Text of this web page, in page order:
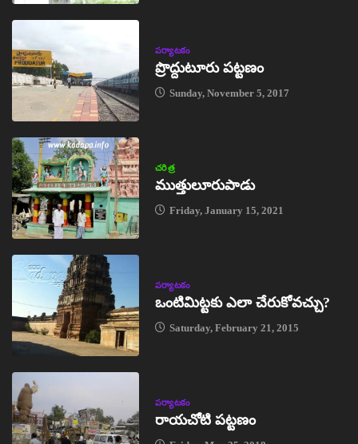
పర్యాటకం
ప్రొద్దుటూరు పట్టణం
Sunday, November 5, 2017
చరిత్ర
ముత్తులూరుపాడు
Friday, January 15, 2021
పర్యాటకం
ఒంటిమిట్టకు ఎలా చేరుకోవచ్చు?
Saturday, February 21, 2015
పర్యాటకం
రాయచోటి పట్టణం